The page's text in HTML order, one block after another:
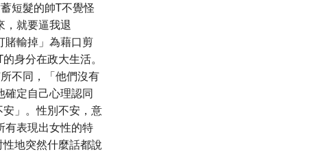
短髮的帥T不覺怪
，就要逼我退
賭輸掉」為藉口剪
身分在政大生活。
不同，「他們沒有
確定自己心理認同
」。性別不安，意
有表現出女性的特
地突然什麼話都說